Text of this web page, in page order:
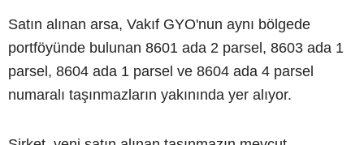
Satın alınan arsa, Vakıf GYO'nun aynı bölgede
portföyünde bulunan 8601 ada 2 parsel, 8603 ada 1
parsel, 8604 ada 1 parsel ve 8604 ada 4 parsel
numaralı taşınmazların yakınında yer alıyor.